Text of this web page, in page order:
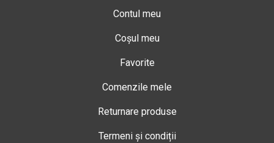
Contul meu
Coșul meu
Favorite
Comenzile mele
Returnare produse
Termeni și condiții